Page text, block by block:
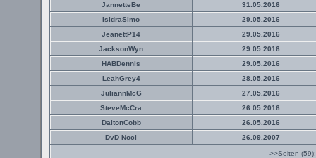
JannetteBe
31.05.2016
IsidraSimo
29.05.2016
JeanettP14
29.05.2016
JacksonWyn
29.05.2016
HABDennis
29.05.2016
LeahGrey4
28.05.2016
JuliannMcG
27.05.2016
SteveMcCra
26.05.2016
DaltonCobb
26.05.2016
DvD Noci
26.09.2007
>>Seiten